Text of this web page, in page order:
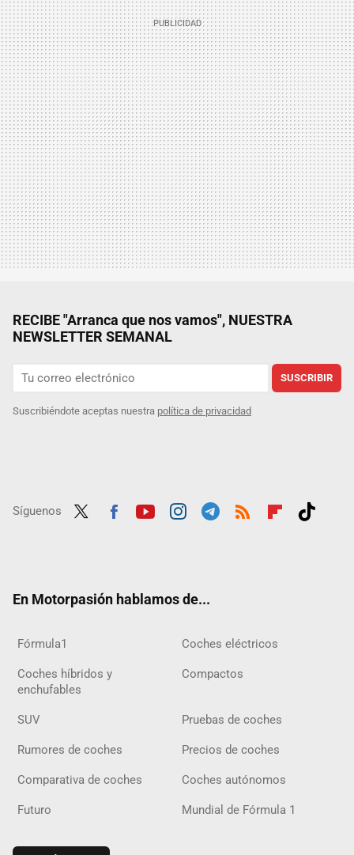
RECIBE "Arranca que nos vamos", NUESTRA
NEWSLETTER SEMANAL
SUSCRIBIR
Suscribiéndote aceptas nuestra política de privacidad
Síguenos
En Motorpasión hablamos de...
Fórmula1 Coches eléctricos
Coches híbridos y
enchufables
Compactos
SUV Pruebas de coches
Rumores de coches Precios de coches
Comparativa de coches Coches autónomos
Futuro Mundial de Fórmula 1